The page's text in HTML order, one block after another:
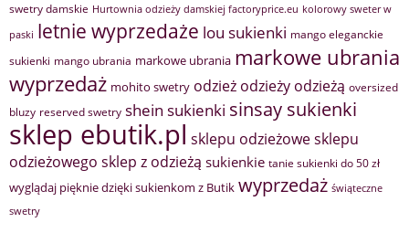
swetry damskie Hurtownia odzieży damskiej factoryprice.eu kolorowy sweter w
paski letnie wyprzedaże lou sukienki mango eleganckie
sukienki mango ubrania markowe ubrania markowe ubrania
wyprzedaż mohito swetry odzież odzieży odzieżą oversized
bluzy reserved swetry shein sukienki sinsay sukienki
sklep ebutik.pl sklepu odzieżowesklepu
odzieżowego sklep z odzieżą sukienkie tanie sukienki do 50 zł
wyglądaj pięknie dzięki sukienkom z Butik wyprzedaż świąteczne
swetry